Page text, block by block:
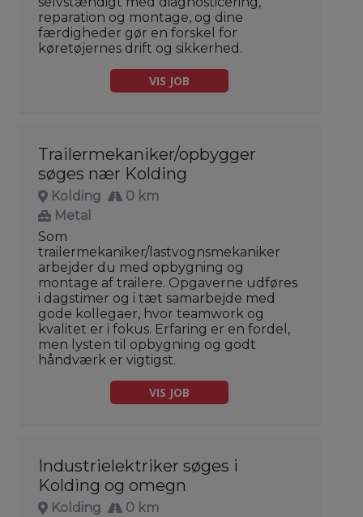
reparation og montage, og dine
færdigheder gør en forskel for
køretøjernes drift og sikkerhed.
VIS JOB
Trailermekaniker/opbygger
søges nær Kolding
Kolding
0 km
Metal
Som
trailermekaniker/lastvognsmekaniker
arbejder du med opbygning og
montage af trailere. Opgaverne udføres
i dagstimer og i tæt samarbejde med
gode kollegaer, hvor teamwork og
kvalitet er i fokus. Erfaring er en fordel,
men lysten til opbygning og godt
håndværk er vigtigst.
VIS JOB
Industrielektriker søges i
Kolding og omegn
Kolding
0 km